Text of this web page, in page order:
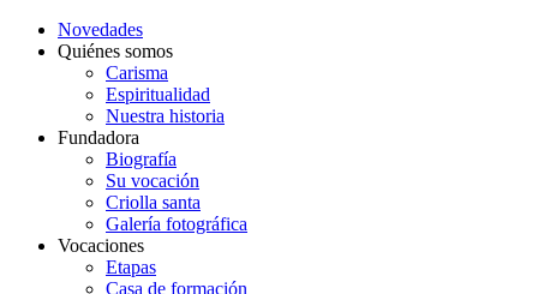
Novedades
Quiénes somos
Carisma
Espiritualidad
Nuestra historia
Fundadora
Biografía
Su vocación
Criolla santa
Galería fotográfica
Vocaciones
Etapas
Casa de formación